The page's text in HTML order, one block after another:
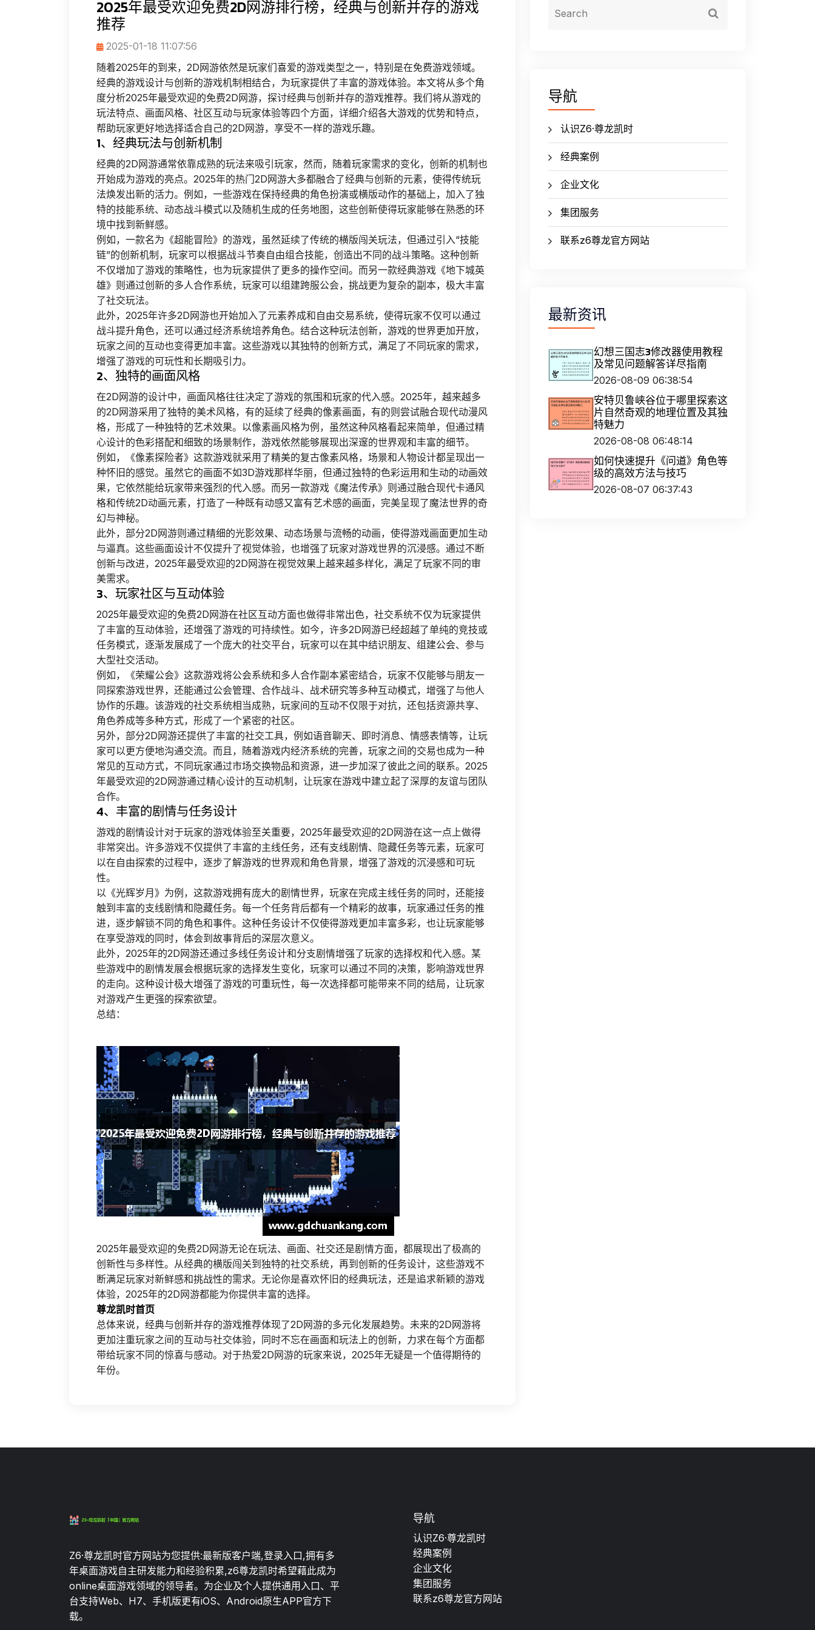
2025年最受欢迎免费2D网游排行榜，经典与创新并存的游戏
推荐
2025-01-18 11:07:56
随着2025年的到来，2D网游依然是玩家们喜爱的游戏类型之一，特别是在免费游戏领域。
经典的游戏设计与创新的游戏机制相结合，为玩家提供了丰富的游戏体验。本文将从多个角
度分析2025年最受欢迎的免费2D网游，探讨经典与创新并存的游戏推荐。我们将从游戏的
玩法特点、画面风格、社区互动与玩家体验等四个方面，详细介绍各大游戏的优势和特点，
帮助玩家更好地选择适合自己的2D网游，享受不一样的游戏乐趣。
1、经典玩法与创新机制
经典的2D网游通常依靠成熟的玩法来吸引玩家，然而，随着玩家需求的变化，创新的机制也
开始成为游戏的亮点。2025年的热门2D网游大多都融合了经典与创新的元素，使得传统玩
法焕发出新的活力。例如，一些游戏在保持经典的角色扮演或横版动作的基础上，加入了独
特的技能系统、动态战斗模式以及随机生成的任务地图，这些创新使得玩家能够在熟悉的环
境中找到新鲜感。
例如，一款名为《超能冒险》的游戏，虽然延续了传统的横版闯关玩法，但通过引入“技能
链”的创新机制，玩家可以根据战斗节奏自由组合技能，创造出不同的战斗策略。这种创新
不仅增加了游戏的策略性，也为玩家提供了更多的操作空间。而另一款经典游戏《地下城英
雄》则通过创新的多人合作系统，玩家可以组建跨服公会，挑战更为复杂的副本，极大丰富
了社交玩法。
此外，2025年许多2D网游也开始加入了元素养成和自由交易系统，使得玩家不仅可以通过
战斗提升角色，还可以通过经济系统培养角色。结合这种玩法创新，游戏的世界更加开放，
玩家之间的互动也变得更加丰富。这些游戏以其独特的创新方式，满足了不同玩家的需求，
增强了游戏的可玩性和长期吸引力。
2、独特的画面风格
在2D网游的设计中，画面风格往往决定了游戏的氛围和玩家的代入感。2025年，越来越多
的2D网游采用了独特的美术风格，有的延续了经典的像素画面，有的则尝试融合现代动漫风
格，形成了一种独特的艺术效果。以像素画风格为例，虽然这种风格看起来简单，但通过精
心设计的色彩搭配和细致的场景制作，游戏依然能够展现出深邃的世界观和丰富的细节。
例如，《像素探险者》这款游戏就采用了精美的复古像素风格，场景和人物设计都呈现出一
种怀旧的感觉。虽然它的画面不如3D游戏那样华丽，但通过独特的色彩运用和生动的动画效
果，它依然能给玩家带来强烈的代入感。而另一款游戏《魔法传承》则通过融合现代卡通风
格和传统2D动画元素，打造了一种既有动感又富有艺术感的画面，完美呈现了魔法世界的奇
幻与神秘。
此外，部分2D网游则通过精细的光影效果、动态场景与流畅的动画，使得游戏画面更加生动
与逼真。这些画面设计不仅提升了视觉体验，也增强了玩家对游戏世界的沉浸感。通过不断
创新与改进，2025年最受欢迎的2D网游在视觉效果上越来越多样化，满足了玩家不同的审
美需求。
3、玩家社区与互动体验
2025年最受欢迎的免费2D网游在社区互动方面也做得非常出色，社交系统不仅为玩家提供
了丰富的互动体验，还增强了游戏的可持续性。如今，许多2D网游已经超越了单纯的竞技或
任务模式，逐渐发展成了一个庞大的社交平台，玩家可以在其中结识朋友、组建公会、参与
大型社交活动。
例如，《荣耀公会》这款游戏将公会系统和多人合作副本紧密结合，玩家不仅能够与朋友一
同探索游戏世界，还能通过公会管理、合作战斗、战术研究等多种互动模式，增强了与他人
协作的乐趣。该游戏的社交系统相当成熟，玩家间的互动不仅限于对抗，还包括资源共享、
角色养成等多种方式，形成了一个紧密的社区。
另外，部分2D网游还提供了丰富的社交工具，例如语音聊天、即时消息、情感表情等，让玩
家可以更方便地沟通交流。而且，随着游戏内经济系统的完善，玩家之间的交易也成为一种
常见的互动方式，不同玩家通过市场交换物品和资源，进一步加深了彼此之间的联系。2025
年最受欢迎的2D网游通过精心设计的互动机制，让玩家在游戏中建立起了深厚的友谊与团队
合作。
4、丰富的剧情与任务设计
游戏的剧情设计对于玩家的游戏体验至关重要，2025年最受欢迎的2D网游在这一点上做得
非常突出。许多游戏不仅提供了丰富的主线任务，还有支线剧情、隐藏任务等元素，玩家可
以在自由探索的过程中，逐步了解游戏的世界观和角色背景，增强了游戏的沉浸感和可玩
性。
以《光辉岁月》为例，这款游戏拥有庞大的剧情世界，玩家在完成主线任务的同时，还能接
触到丰富的支线剧情和隐藏任务。每一个任务背后都有一个精彩的故事，玩家通过任务的推
进，逐步解锁不同的角色和事件。这种任务设计不仅使得游戏更加丰富多彩，也让玩家能够
在享受游戏的同时，体会到故事背后的深层次意义。
此外，2025年的2D网游还通过多线任务设计和分支剧情增强了玩家的选择权和代入感。某
些游戏中的剧情发展会根据玩家的选择发生变化，玩家可以通过不同的决策，影响游戏世界
的走向。这种设计极大增强了游戏的可重玩性，每一次选择都可能带来不同的结局，让玩家
对游戏产生更强的探索欲望。
总结：
2025年最受欢迎的免费2D网游无论在玩法、画面、社交还是剧情方面，都展现出了极高的
创新性与多样性。从经典的横版闯关到独特的社交系统，再到创新的任务设计，这些游戏不
断满足玩家对新鲜感和挑战性的需求。无论你是喜欢怀旧的经典玩法，还是追求新颖的游戏
体验，2025年的2D网游都能为你提供丰富的选择。
尊龙凯时首页
总体来说，经典与创新并存的游戏推荐体现了2D网游的多元化发展趋势。未来的2D网游将
更加注重玩家之间的互动与社交体验，同时不忘在画面和玩法上的创新，力求在每个方面都
带给玩家不同的惊喜与感动。对于热爱2D网游的玩家来说，2025年无疑是一个值得期待的
年份。
导航
认识Z6·尊龙凯时
经典案例
企业文化
集团服务
联系z6尊龙官方网站
最新资讯
幻想三国志3修改器使用教程
及常见问题解答详尽指南
2026-08-09 06:38:54
安特贝鲁峡谷位于哪里探索这
片自然奇观的地理位置及其独
特魅力
2026-08-08 06:48:14
如何快速提升《问道》角色等
级的高效方法与技巧
2026-08-07 06:37:43
Z6·尊龙凯时官方网站为您提供:最新版客户端,登录入口,拥有多
年桌面游戏自主研发能力和经验积累,z6尊龙凯时希望藉此成为
online桌面游戏领域的领导者。为企业及个人提供通用入口、平
台支持Web、H7、手机版更有iOS、Android原生APP官方下
载。
导航
认识Z6·尊龙凯时
经典案例
企业文化
集团服务
联系z6尊龙官方网站